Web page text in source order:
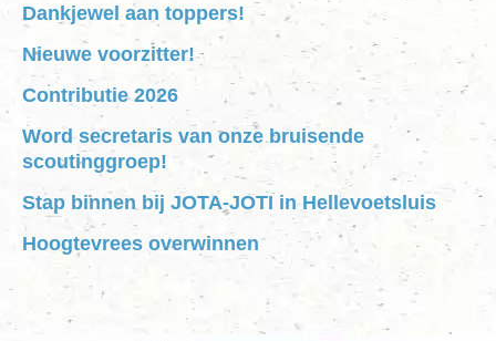
Dankjewel aan toppers!
Nieuwe voorzitter!
Contributie 2026
Word secretaris van onze bruisende
scoutinggroep!
Stap binnen bij JOTA-JOTI in Hellevoetsluis
Hoogtevrees overwinnen